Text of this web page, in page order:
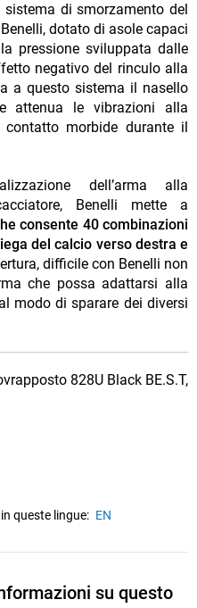
di smorzamento del
dotato di asole capaci
pressione sviluppata dalle
negativo del rinculo alla
a questo sistema il nasello
attenua le vibrazioni alla
morbide durante il
dell’arma alla
Benelli mette a
consente 40 combinazioni
del calcio verso destra e
difficile con Benelli non
che possa adattarsi alla
modo di sparare dei diversi
828U Black BE.S.T,
queste lingue: EN
su questo